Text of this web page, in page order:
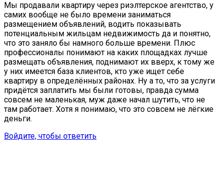
Мы продавали квартиру через риэлтерское агентство, у
самих вообще не было времени заниматься
размещением объявлений, водить показывать
потенциальным жильцам недвижимость да и понятно,
что это заняло бы намного больше времени. Плюс
профессионалы понимают на каких площадках лучше
размещать объявления, поднимают их вверх, к тому же
у них имеется база клиентов, кто уже ищет себе
квартиру в определённых районах. Ну а то, что за услуги
придётся заплатить мы были готовы, правда сумма
совсем не маленькая, муж даже начал шутить, что не
там работает. Хотя я понимаю, что это совсем не лёгкие
деньги.
Войдите, чтобы ответить